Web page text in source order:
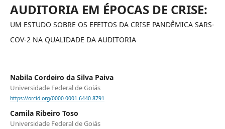
AUDITORIA EM ÉPOCAS DE CRISE:
UM ESTUDO SOBRE OS EFEITOS DA CRISE PANDÊMICA SARS-
COV-2 NA QUALIDADE DA AUDITORIA
Nabila Cordeiro da Silva Paiva
Universidade Federal de Goiás
https://orcid.org/0000-0001-6440-8791
Camila Ribeiro Toso
Universidade Federal de Goiás